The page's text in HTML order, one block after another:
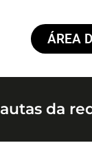
ÁREA
da